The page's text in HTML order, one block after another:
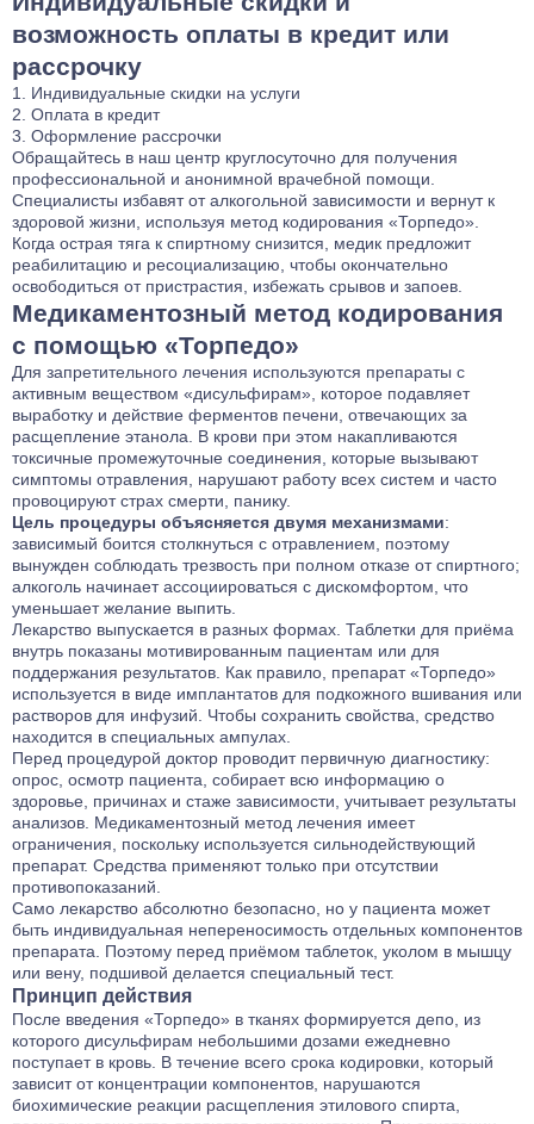
возможность оплаты в кредит или
рассрочку
Индивидуальные скидки на услуги
Оплата в кредит
Оформление рассрочки
Обращайтесь в наш центр круглосуточно для получения
профессиональной и анонимной врачебной помощи.
Специалисты избавят от алкогольной зависимости и вернут к
здоровой жизни, используя метод кодирования «Торпедо».
Когда острая тяга к спиртному снизится, медик предложит
реабилитацию и ресоциализацию, чтобы окончательно
освободиться от пристрастия, избежать срывов и запоев.
Медикаментозный метод кодирования
с помощью «Торпедо»
Для запретительного лечения используются препараты с
активным веществом «дисульфирам», которое подавляет
выработку и действие ферментов печени, отвечающих за
расщепление этанола. В крови при этом накапливаются
токсичные промежуточные соединения, которые вызывают
симптомы отравления, нарушают работу всех систем и часто
провоцируют страх смерти, панику.
Цель процедуры объясняется двумя механизмами:
зависимый боится столкнуться с отравлением, поэтому
вынужден соблюдать трезвость при полном отказе от спиртного;
алкоголь начинает ассоциироваться с дискомфортом, что
уменьшает желание выпить.
Лекарство выпускается в разных формах. Таблетки для приёма
внутрь показаны мотивированным пациентам или для
поддержания результатов. Как правило, препарат «Торпедо»
используется в виде имплантатов для подкожного вшивания или
растворов для инфузий. Чтобы сохранить свойства, средство
находится в специальных ампулах.
Перед процедурой доктор проводит первичную диагностику:
опрос, осмотр пациента, собирает всю информацию о
здоровье, причинах и стаже зависимости, учитывает результаты
анализов. Медикаментозный метод лечения имеет
ограничения, поскольку используется сильнодействующий
препарат. Средства применяют только при отсутствии
противопоказаний.
Само лекарство абсолютно безопасно, но у пациента может
быть индивидуальная непереносимость отдельных компонентов
препарата. Поэтому перед приёмом таблеток, уколом в мышцу
или вену, подшивой делается специальный тест.
Принцип действия
После введения «Торпедо» в тканях формируется депо, из
которого дисульфирам небольшими дозами ежедневно
поступает в кровь. В течение всего срока кодировки, который
зависит от концентрации компонентов, нарушаются
биохимические реакции расщепления этилового спирта,